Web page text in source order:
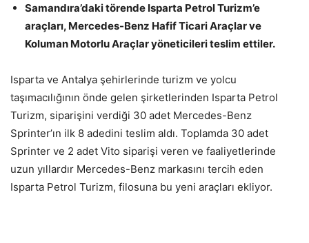
Samandıra’daki törende Isparta Petrol Turizm’e
araçları, Mercedes-Benz Hafif Ticari Araçlar ve
Koluman Motorlu Araçlar yöneticileri teslim ettiler.
Isparta ve Antalya şehirlerinde turizm ve yolcu
taşımacılığının önde gelen şirketlerinden Isparta Petrol
Turizm, siparişini verdiği 30 adet Mercedes-Benz
Sprinter’ın ilk 8 adedini teslim aldı. Toplamda 30 adet
Sprinter ve 2 adet Vito siparişi veren ve faaliyetlerinde
uzun yıllardır Mercedes-Benz markasını tercih eden
Isparta Petrol Turizm, filosuna bu yeni araçları ekliyor.